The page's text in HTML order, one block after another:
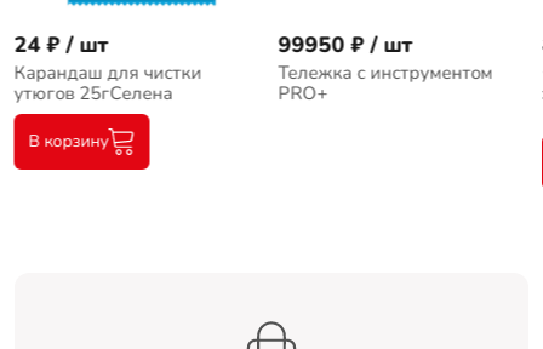
24 ₽ / шт
Карандаш для чистки
утюгов 25гСелена
В корзину
99950 ₽ / шт
Тележка с инструментом
PRO+